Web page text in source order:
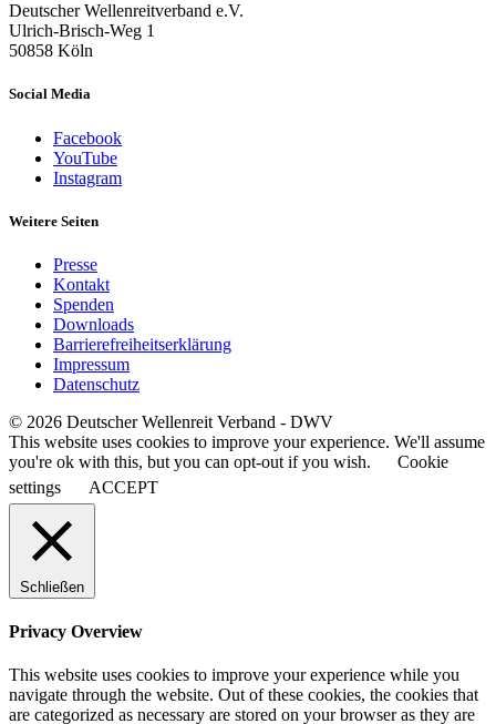
Deutscher Wellenreitverband e.V.
Ulrich-Brisch-Weg 1
50858 Köln
Social Media
Facebook
YouTube
Instagram
Weitere Seiten
Presse
Kontakt
Spenden
Downloads
Barrierefreiheitserklärung
Impressum
Datenschutz
© 2026 Deutscher Wellenreit Verband - DWV
This website uses cookies to improve your experience. We'll assume
you're ok with this, but you can opt-out if you wish.
Cookie
settings
ACCEPT
Schließen
Privacy Overview
This website uses cookies to improve your experience while you
navigate through the website. Out of these cookies, the cookies that
are categorized as necessary are stored on your browser as they are